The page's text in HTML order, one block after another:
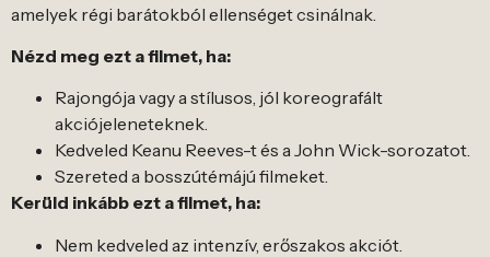
amelyek régi barátokból ellenséget csinálnak.
Nézd meg ezt a filmet, ha:
Rajongója vagy a stílusos, jól koreografált
akciójeleneteknek.
Kedveled Keanu Reeves-t és a John Wick-sorozatot.
Szereted a bosszútémájú filmeket.
Kerüld inkább ezt a filmet, ha:
Nem kedveled az intenzív, erőszakos akciót.